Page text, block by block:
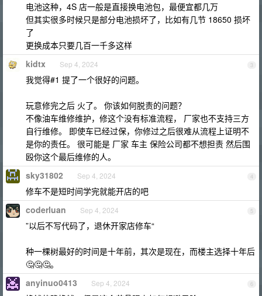
电池这种，4S 店一般是直接换电池包，最便宜都几万
但其实很多时候只是部分电池损坏了，比如有几节 18650 损坏
了
更换成本只要几百一千多这样
3
kidtx Sep 4, 2024
我觉得#1 提了一个很好的问题。
玩意修完之后 火了。 你该如何脱责的问题？
不像油车维修维护，修这个没有标准流程， 厂家也不支持三方
自行维修。 即使车已经过保，你修过之后很难从流程上证明不
是你的责任。 很可能是 厂家 车主 保险公司都不想担责 然后围
殴你这个最后维修的人。
4
sky31802 Sep 4, 2024
修车不是短时间学完就能开店的吧
5
coderluan Sep 4, 2024
”以后不写代码了，退休开家店修车“
种一棵树最好的时间是十年前，其次是现在，而楼主选择十年后
🤔🤔🤔。
6
anyinuo0413 Sep 4, 2024